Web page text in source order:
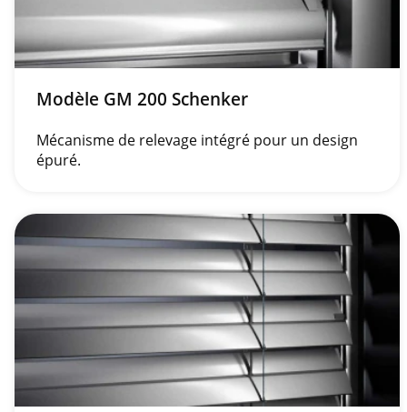
Modèle GM 200 Schenker
Mécanisme de relevage intégré pour un design
épuré.